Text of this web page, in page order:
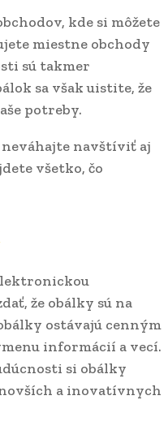
kde si môžete
miestne obchody
sú takmer
sa však uistite, že
potreby.
navštíviť aj
všetko, čo
že obálky sú na
ostávajú cenným
informácií a vecí.
si obálky
a inovatívnych